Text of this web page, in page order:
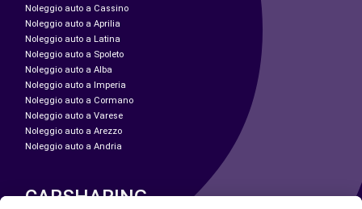
Noleggio auto a Cassino
Noleggio auto a Aprilia
Noleggio auto a Latina
Noleggio auto a Spoleto
Noleggio auto a Alba
Noleggio auto a Imperia
Noleggio auto a Cormano
Noleggio auto a Varese
Noleggio auto a Arezzo
Noleggio auto a Andria
CARSHARING